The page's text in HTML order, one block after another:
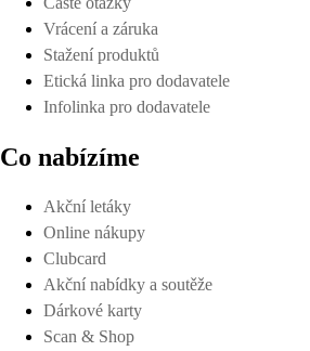
Vrácení a záruka
Stažení produktů
Etická linka pro dodavatele
Infolinka pro dodavatele
Co nabízíme
Akční letáky
Online nákupy
Clubcard
Akční nabídky a soutěže
Dárkové karty
Scan & Shop